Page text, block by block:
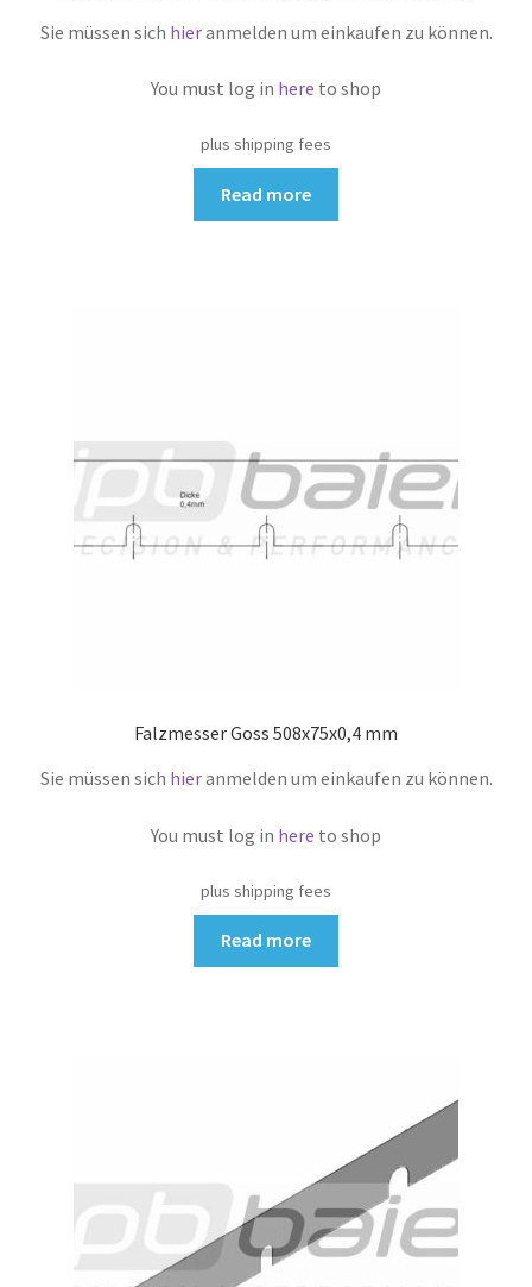
Sie müssen sich hieranmelden um einkaufen zu können.
You must log in here to shop
plus shipping fees
Read more
Falzmesser Goss 508x75x0,4 mm
Sie müssen sich hieranmelden um einkaufen zu können.
You must log in here to shop
plus shipping fees
Read more